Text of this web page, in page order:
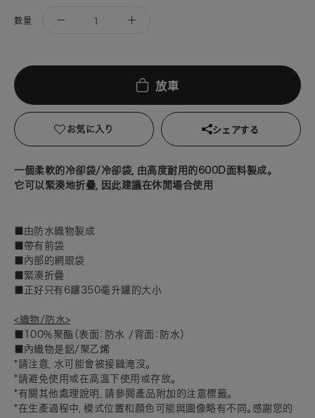
數量
放車
お気に入り シェアする
一個柔軟的冷卻袋/冷卻袋，由高度耐用的600D面料製成。
它可以緊湊地折疊，因此建議在休閒場合使用
■由防水織物製成
■帶有前袋
■內部的網眼袋
■緊湊折疊
■正好只有6罐350毫升罐的大小
<織物/防水>
■100％聚酯（表面：防水 /背面：防水）
■內織物是鋁/聚乙烯
*請注意，水可能會被接縫淹沒。
*請避免使用或在高溫下使用或存放。
*有關其他處理說明，請參閱產品附加的注意標籤。
*在生產過程中，模式位置和顏色可能與圖像略有不同。感謝您的